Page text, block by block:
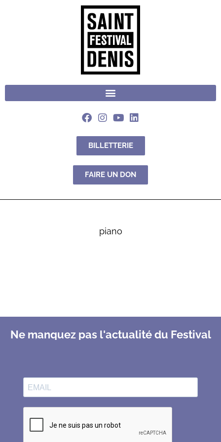
BILLETTERIE
FAIRE UN DON
piano
Ne manquez pas l'actualité du Festival